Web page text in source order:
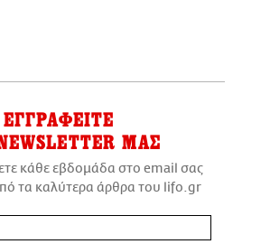
ΕΓΓΡΑΦΕΙΤΕ
ΜΑΣ
κάθε εβδομάδα στο email σας
τα καλύτερα άρθρα του lifo.gr